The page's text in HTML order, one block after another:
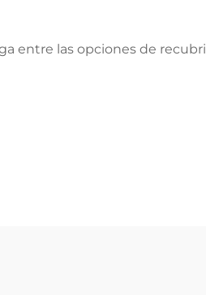
entre las opciones de